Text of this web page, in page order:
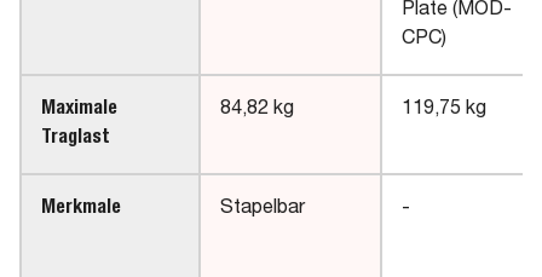
Plate (MOD-
CPC)
Maximale
Traglast
84,82 kg 119,75 kg
Merkmale Stapelbar -